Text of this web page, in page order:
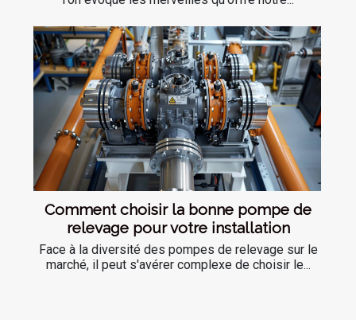
Comment choisir la bonne pompe de
relevage pour votre installation
Face à la diversité des pompes de relevage sur le
marché, il peut s'avérer complexe de choisir le...